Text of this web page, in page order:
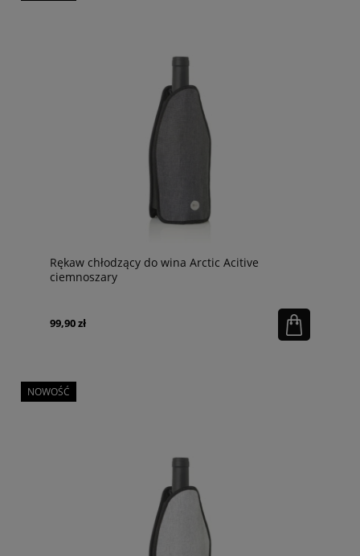
Rękaw chłodzący do wina Arctic Acitive
ciemnoszary
99,90 zł
NOWOŚĆ